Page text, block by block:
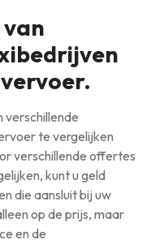
verschillende
te vergelijken
verschillende offertes
kunt u geld
die aansluit bij uw
op de prijs, maar
en de